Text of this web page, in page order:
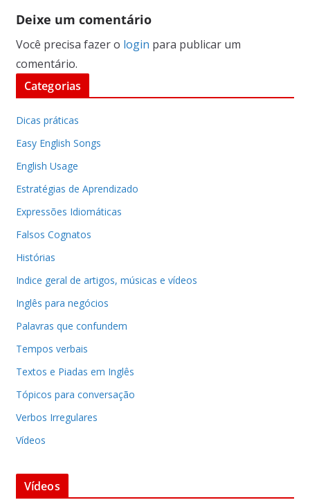
Deixe um comentário
Você precisa fazer o login para publicar um
comentário.
Categorias
Dicas práticas
Easy English Songs
English Usage
Estratégias de Aprendizado
Expressões Idiomáticas
Falsos Cognatos
Histórias
Indice geral de artigos, músicas e vídeos
Inglês para negócios
Palavras que confundem
Tempos verbais
Textos e Piadas em Inglês
Tópicos para conversação
Verbos Irregulares
Vídeos
Vídeos